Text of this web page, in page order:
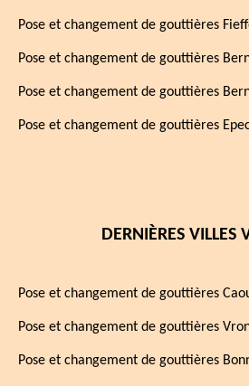
Pose et changement de gouttières
Pose et changement de gouttières
Pose et changement de gouttières
Pose et changement de gouttières
DERNIÈRES VILLES
Pose et changement de gouttières
Pose et changement de gouttières
Pose et changement de gouttières